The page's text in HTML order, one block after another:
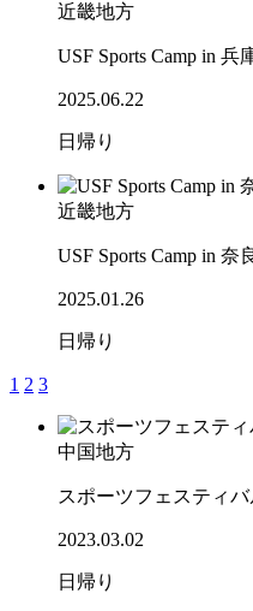
近畿地方
USF Sports Camp in
2025.06.22
日帰り
近畿地方
USF Sports Camp in
2025.01.26
日帰り
1 2 3
中国地方
スポーツフェスティ
2023.03.02
日帰り